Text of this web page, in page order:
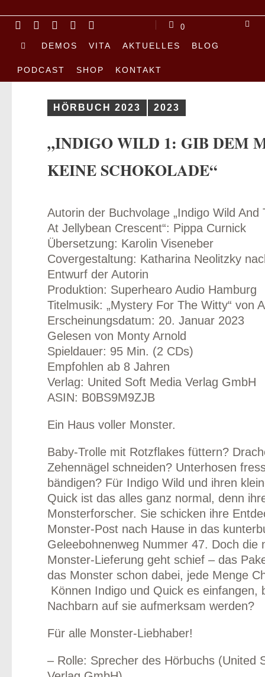
0
DEMOS VITA AKTUELLES BLOG
PODCAST SHOP KONTAKT
HÖRBUCH 2023 2023
„INDIGO WILD 1: GIB DEM
KEINE SCHOKOLADE“
Autorin der Buchvolage „Indigo Wild And
At Jellybean Crescent“: Pippa Curnick
Übersetzung: Karolin Viseneber
Covergestaltung: Katharina Neolitzky
Entwurf der Autorin
Produktion: Superhearo Audio Hamburg
Titelmusik: „Mystery For The Witty“ von
Erscheinungsdatum: 20. Januar 2023
Gelesen von Monty Arnold
Spieldauer: 95 Min. (2 CDs)
Empfohlen ab 8 Jahren
Verlag: United Soft Media Verlag GmbH
ASIN: B0BS9M9ZJB
Ein Haus voller Monster.
Baby-Trolle mit Rotzflakes füttern?
Zehennägel schneiden? Unterhosen
bändigen? Für Indigo Wild und ihren
Quick ist das alles ganz normal, denn
Monsterforscher. Sie schicken ihre
Monster-Post nach Hause in das
Geleebohnenweg Nummer 47. Doch die
Monster-Lieferung geht schief – das
das Monster schon dabei, jede Menge
Können Indigo und Quick es einfangen,
Nachbarn auf sie aufmerksam werden?
Für alle Monster-Liebhaber!
– Rolle: Sprecher des Hörbuchs (United